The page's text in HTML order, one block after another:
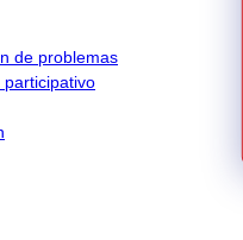
de problemas
participativo